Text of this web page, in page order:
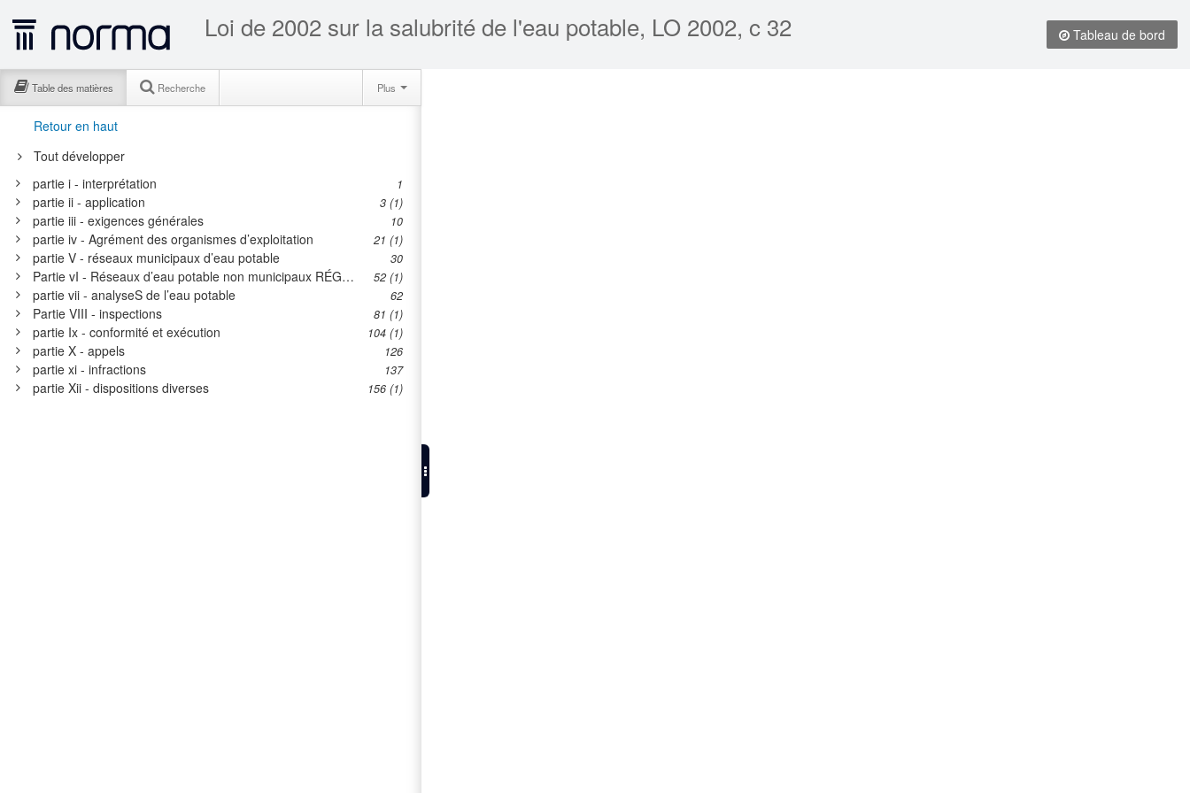
Tableau de bord
Loi de 2002 sur la salubrité de l'eau potable, LO 2002, c 32
Table des matières Recherche Plus
Retour en haut
Tout développer
partie i - interprétation
1
partie ii - application 3 (1)
partie iii - exigences générales 10
partie iv - Agrément des organismes d’exploitation 21 (1)
partie V - réseaux municipaux d’eau potable 30
Partie vI - Réseaux d’eau potable non municipaux RÉGLEMENTÉS 52 (1)
partie vii - analyseS de l’eau potable 62
Partie VIII - inspections 81 (1)
partie Ix - conformité et exécution 104 (1)
partie X - appels 126
partie xi - infractions 137
partie Xii - dispositions diverses 156 (1)